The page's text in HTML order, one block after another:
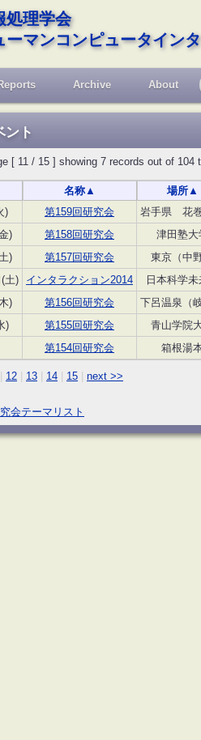
処理学会
ーマンコンピュータイン
Archive About
ント
[ 11 / 15 ] showing 7 records out of
名称 ▲ 場所 ▲
)
第159回研究会
岩手県 花
)
第158回研究会
津田塾大
)
第157回研究会
東京（中
土)
インタラクション2014
日本科学
)
第156回研究会
下呂温泉（
)
第155回研究会
青山学院
第154回研究会 箱根湯
12 13 14 15 next >>
会テーマリスト